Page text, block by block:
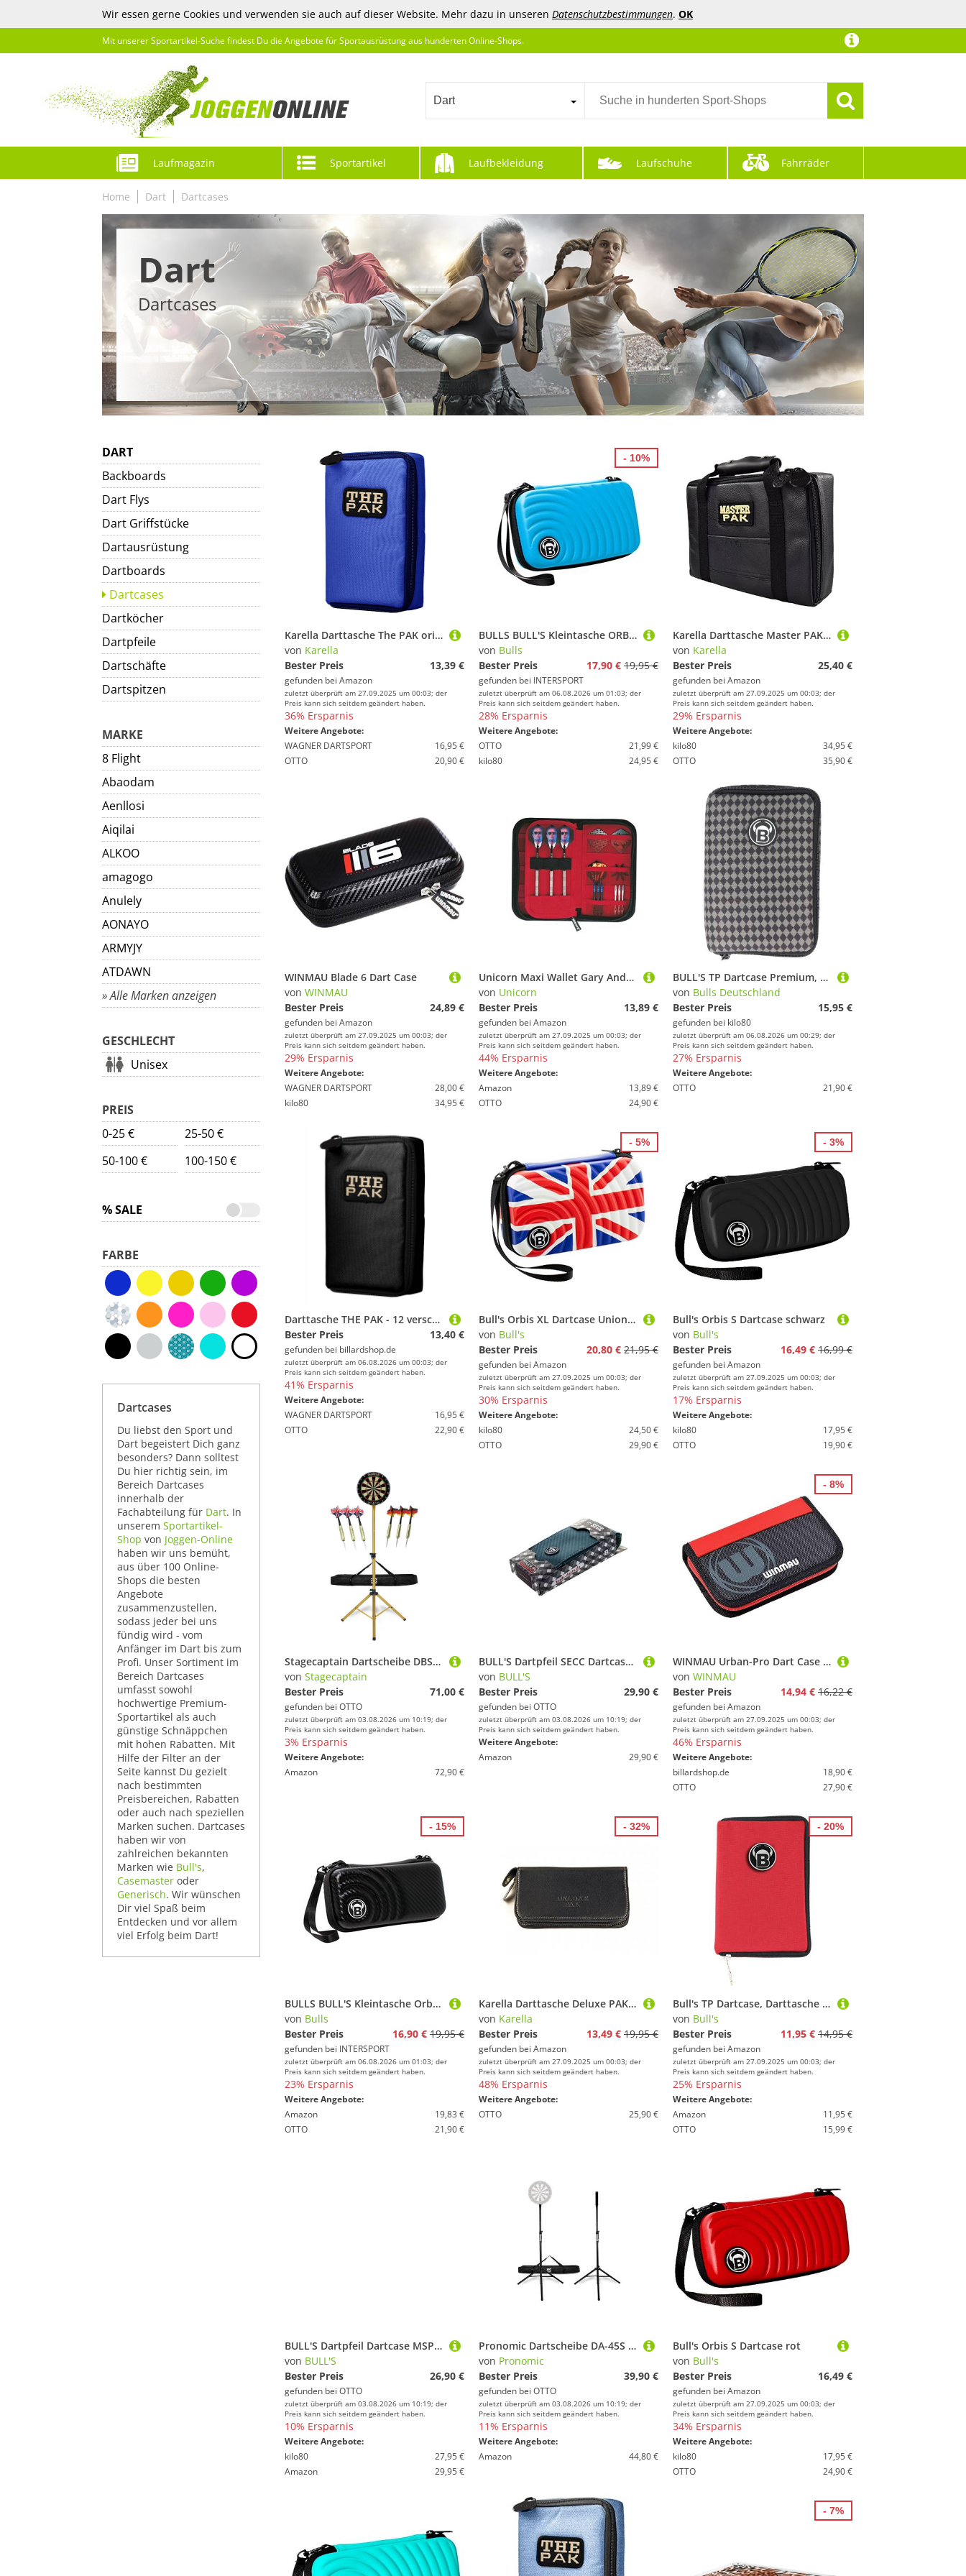
Wir essen gerne Cookies und verwenden sie auch auf dieser Website. Mehr dazu in unseren Datenschutzbestimmungen. OK
Mit unserer Sportartikel-Suche findest Du die Angebote für Sportausrüstung aus hunderten Online-Shops.
Dart
Laufmagazin Sportartikel Laufbekleidung Laufschuhe Fahrräder
Home Dart Dartcases
Dart
Dartcases
DART
Backboards
Dart Flys
Dart Griffstücke
Dartausrüstung
Dartboards
Dartcases
Dartköcher
Dartpfeile
Dartschäfte
Dartspitzen
MARKE
8 Flight
Abaodam
Aenllosi
Aiqilai
ALKOO
amagogo
Anulely
AONAYO
ARMYJY
ATDAWN
» Alle Marken anzeigen
GESCHLECHT
Unisex
PREIS
0-25 €
25-50 €
50-100 €
100-150 €
% SALE
FARBE
Dartcases
Du liebst den Sport und
Dart begeistert Dich ganz
besonders? Dann solltest
Du hier richtig sein, im
Bereich Dartcases
innerhalb der
Fachabteilung für Dart. In
unserem Sportartikel-
Shop von Joggen-Online
haben wir uns bemüht,
aus über 100 Online-
Shops die besten
Angebote
zusammenzustellen,
sodass jeder bei uns
fündig wird - vom
Anfänger im Dart bis zum
Profi. Unser Sortiment im
Bereich Dartcases
umfasst sowohl
hochwertige Premium-
Sportartikel als auch
günstige Schnäppchen
mit hohen Rabatten. Mit
Hilfe der Filter an der
Seite kannst Du gezielt
nach bestimmten
Preisbereichen, Rabatten
oder auch nach speziellen
Marken suchen. Dartcases
haben wir von
zahlreichen bekannten
Marken wie Bull's,
Casemaster oder
Generisch. Wir wünschen
Dir viel Spaß beim
Entdecken und vor allem
viel Erfolg beim Dart!
Karella Darttasche The PAK original, blau, Platz für 3 Dartsets, handlich und geräumig, Perfekter Schutz, Dartcase, Tasche für Darts
von Karella
Bester Preis
13,39 €
gefunden bei Amazon
zuletzt überprüft am 27.09.2025 um 00:03; der
Preis kann sich seitdem geändert haben.
36% Ersparnis
Weitere Angebote:
WAGNER DARTSPORT
16,95 €
OTTO
20,90 €
BULLS BULL'S Kleintasche ORBIS XL Dartcase blue
von Bulls
Bester Preis
17,90 € 19,95 €
gefunden bei INTERSPORT
zuletzt überprüft am 06.08.2026 um 01:03; der
Preis kann sich seitdem geändert haben.
28% Ersparnis
Weitere Angebote:
OTTO
21,99 €
kilo80
24,95 €
- 10%
Karella Darttasche Master PAK,Lederoptik, schwarz, perfekte Aufbewahrung für bis 3 Set Darts und viel Zubehör, Dartcase, Tasche für Darts
von Karella
Bester Preis
25,40 €
gefunden bei Amazon
zuletzt überprüft am 27.09.2025 um 00:03; der
Preis kann sich seitdem geändert haben.
29% Ersparnis
Weitere Angebote:
kilo80
34,95 €
OTTO
35,90 €
WINMAU Blade 6 Dart Case
von WINMAU
Bester Preis
24,89 €
gefunden bei Amazon
zuletzt überprüft am 27.09.2025 um 00:03; der
Preis kann sich seitdem geändert haben.
29% Ersparnis
Weitere Angebote:
WAGNER DARTSPORT
28,00 €
kilo80
34,95 €
Unicorn Maxi Wallet Gary Anderson, Darttasche
von Unicorn
Bester Preis
13,89 €
gefunden bei Amazon
zuletzt überprüft am 27.09.2025 um 00:03; der
Preis kann sich seitdem geändert haben.
44% Ersparnis
Weitere Angebote:
Amazon
13,89 €
OTTO
24,90 €
BULL'S TP Dartcase Premium, schwarz, grau
von Bulls Deutschland
Bester Preis
15,95 €
gefunden bei kilo80
zuletzt überprüft am 06.08.2026 um 00:29; der
Preis kann sich seitdem geändert haben.
27% Ersparnis
Weitere Angebote:
OTTO
21,90 €
Darttasche THE PAK - 12 verschiedene Ausführungen
Bester Preis
13,40 €
gefunden bei billardshop.de
zuletzt überprüft am 06.08.2026 um 00:03; der
Preis kann sich seitdem geändert haben.
41% Ersparnis
Weitere Angebote:
WAGNER DARTSPORT
16,95 €
OTTO
22,90 €
Bull's Orbis XL Dartcase Union Jack
von Bull's
Bester Preis
20,80 € 21,95 €
gefunden bei Amazon
zuletzt überprüft am 27.09.2025 um 00:03; der
Preis kann sich seitdem geändert haben.
30% Ersparnis
Weitere Angebote:
kilo80
24,50 €
OTTO
29,90 €
- 5%
Bull's Orbis S Dartcase schwarz
von Bull's
Bester Preis
16,49 € 16,99 €
gefunden bei Amazon
zuletzt überprüft am 27.09.2025 um 00:03; der
Preis kann sich seitdem geändert haben.
17% Ersparnis
Weitere Angebote:
kilo80
17,95 €
OTTO
19,90 €
- 3%
Stagecaptain Dartscheibe DBS-1715 BullsEye Pro, (Spar-Set, 20-tlg., inkl. Stativ, Tasche 6 Dartpfeilen und 12 Flights), Steeldartscheibe aus Sisal mit dünnen Drähten
von Stagecaptain
Bester Preis
71,00 €
gefunden bei OTTO
zuletzt überprüft am 03.08.2026 um 10:19; der
Preis kann sich seitdem geändert haben.
3% Ersparnis
Weitere Angebote:
Amazon
72,90 €
BULL'S Dartpfeil SECC Dartcase green
von BULL'S
Bester Preis
29,90 €
gefunden bei OTTO
zuletzt überprüft am 03.08.2026 um 10:19; der
Preis kann sich seitdem geändert haben.
Weitere Angebote:
Amazon
29,90 €
WINMAU Urban-Pro Dart Case - Rot
von WINMAU
Bester Preis
14,94 € 16,22 €
gefunden bei Amazon
zuletzt überprüft am 27.09.2025 um 00:03; der
Preis kann sich seitdem geändert haben.
46% Ersparnis
Weitere Angebote:
billardshop.de
18,90 €
OTTO
27,90 €
- 8%
BULLS BULL'S Kleintasche Orbis HS S Dartcase carbongrey
von Bulls
Bester Preis
16,90 € 19,95 €
gefunden bei INTERSPORT
zuletzt überprüft am 06.08.2026 um 01:03; der
Preis kann sich seitdem geändert haben.
23% Ersparnis
Weitere Angebote:
Amazon
19,83 €
OTTO
21,90 €
- 15%
Karella Darttasche Deluxe PAK in schwarz, aureichend Platz für insgesamt 3 Dartsets, sehr robust und langlebig
von Karella
Bester Preis
13,49 € 19,95 €
gefunden bei Amazon
zuletzt überprüft am 27.09.2025 um 00:03; der
Preis kann sich seitdem geändert haben.
48% Ersparnis
Weitere Angebote:
OTTO
25,90 €
- 32%
Bull's TP Dartcase, Darttasche mit Gürtelbefestigung, Spitzenröhrchen, rot
von Bull's
Bester Preis
11,95 € 14,95 €
gefunden bei Amazon
zuletzt überprüft am 27.09.2025 um 00:03; der
Preis kann sich seitdem geändert haben.
25% Ersparnis
Weitere Angebote:
Amazon
11,95 €
OTTO
15,99 €
- 20%
BULL'S Dartpfeil Dartcase MSP schwarz
von BULL'S
Bester Preis
26,90 €
gefunden bei OTTO
zuletzt überprüft am 03.08.2026 um 10:19; der
Preis kann sich seitdem geändert haben.
10% Ersparnis
Weitere Angebote:
kilo80
27,95 €
Amazon
29,95 €
Pronomic Dartscheibe DA-45S Ständer für Dartscheibe - Dartboard Halterung - Dartständer, (Spar-Set, 3-tlg., inkl. Transporttasche), aus pulverbeschichtetem Stahl, höhenverstellbar
von Pronomic
Bester Preis
39,90 €
gefunden bei OTTO
zuletzt überprüft am 03.08.2026 um 10:19; der
Preis kann sich seitdem geändert haben.
11% Ersparnis
Weitere Angebote:
Amazon
44,80 €
Bull's Orbis S Dartcase rot
von Bull's
Bester Preis
16,49 €
gefunden bei Amazon
zuletzt überprüft am 27.09.2025 um 00:03; der
Preis kann sich seitdem geändert haben.
34% Ersparnis
Weitere Angebote:
kilo80
17,95 €
OTTO
24,90 €
- 7%